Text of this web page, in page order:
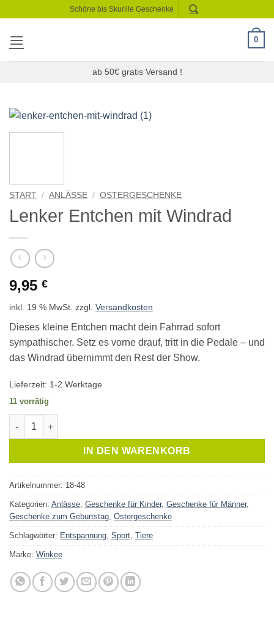
springen
Schöne bis Skurille Geschenke
0
ab 50€ gratis Versand !
START / ANLÄSSE / OSTERGESCHENKE
Lenker Entchen mit Windrad
9,95 €
inkl. 19 % MwSt. zzgl. Versandkosten
Dieses kleine Entchen macht dein Fahrrad sofort
sympathischer. Setz es vorne drauf, tritt in die Pedale – und
das Windrad übernimmt den Rest der Show.
Lieferzeit: 1-2 Werktage
11 vorrätig
Lenker Entchen mit Windrad Menge
IN DEN WARENKORB
Artikelnummer: 18-48
Kategorien: Anlässe, Geschenke für Kinder, Geschenke für Männer,
Geschenke zum Geburtstag, Ostergeschenke
Schlagwörter: Entspannung, Sport, Tiere
Marke: Winkee